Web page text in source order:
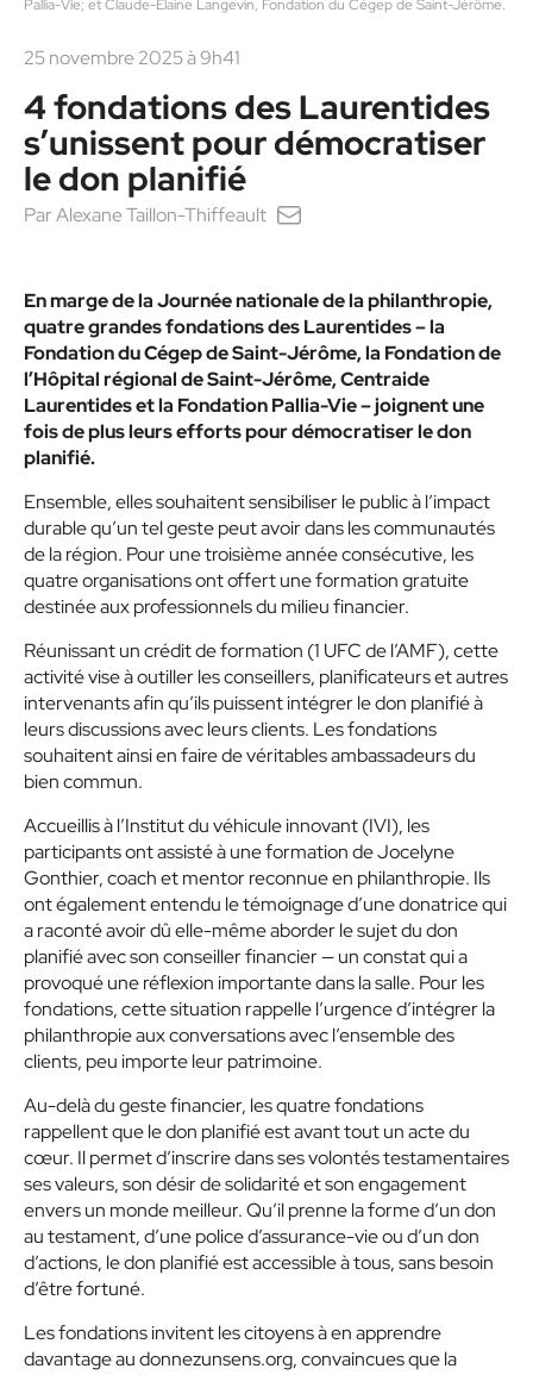
Pallia-Vie; et Claude-Elaine Langevin, Fondation du Cégep de Saint-Jérôme.
25 novembre 2025 à 9h41
4 fondations des Laurentides
s’unissent pour démocratiser
le don planifié
ParAlexane Taillon-Thiffeault
En marge de la Journée nationale de la philanthropie,
quatre grandes fondations des Laurentides – la
Fondation du Cégep de Saint-Jérôme, la Fondation de
l’Hôpital régional de Saint-Jérôme, Centraide
Laurentides et la Fondation Pallia-Vie – joignent une
fois de plus leurs efforts pour démocratiser le don
planifié.
Ensemble, elles souhaitent sensibiliser le public à l’impact
durable qu’un tel geste peut avoir dans les communautés
de la région. Pour une troisième année consécutive, les
quatre organisations ont offert une formation gratuite
destinée aux professionnels du milieu financier.
Réunissant un crédit de formation (1 UFC de l’AMF), cette
activité vise à outiller les conseillers, planificateurs et autres
intervenants afin qu’ils puissent intégrer le don planifié à
leurs discussions avec leurs clients. Les fondations
souhaitent ainsi en faire de véritables ambassadeurs du
bien commun.
Accueillis à l’Institut du véhicule innovant (IVI), les
participants ont assisté à une formation de Jocelyne
Gonthier, coach et mentor reconnue en philanthropie. Ils
ont également entendu le témoignage d’une donatrice qui
a raconté avoir dû elle-même aborder le sujet du don
planifié avec son conseiller financier — un constat qui a
provoqué une réflexion importante dans la salle. Pour les
fondations, cette situation rappelle l’urgence d’intégrer la
philanthropie aux conversations avec l’ensemble des
clients, peu importe leur patrimoine.
Au-delà du geste financier, les quatre fondations
rappellent que le don planifié est avant tout un acte du
cœur. Il permet d’inscrire dans ses volontés testamentaires
ses valeurs, son désir de solidarité et son engagement
envers un monde meilleur. Qu’il prenne la forme d’un don
au testament, d’une police d’assurance-vie ou d’un don
d’actions, le don planifié est accessible à tous, sans besoin
d’être fortuné.
Les fondations invitent les citoyens à en apprendre
davantage au donnezunsens.org, convaincues que la